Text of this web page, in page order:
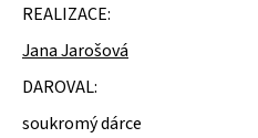
REALIZACE:
Jana Jarošová
DAROVAL:
soukromý dárce
r
u
č
u
j
e